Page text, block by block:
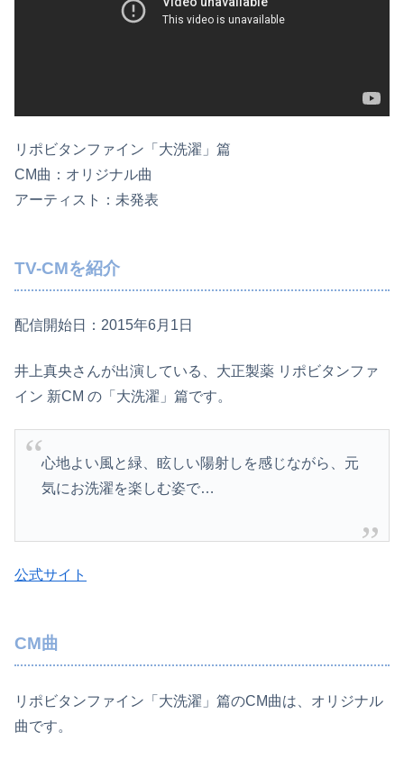
リポビタンファイン「大洗濯」篇
CM曲：オリジナル曲
アーティスト：未発表
TV-CMを紹介
配信開始日：2015年6月1日
井上真央さんが出演している、大正製薬 リポビタンファ
イン 新CM の「大洗濯」篇です。
心地よい風と緑、眩しい陽射しを感じながら、元
気にお洗濯を楽しむ姿で…
公式サイト
CM曲
リポビタンファイン「大洗濯」篇のCM曲は、オリジナル
曲です。